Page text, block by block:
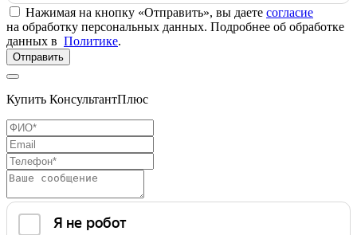
Нажимая на кнопку «Отправить», вы даете согласие
на обработку персональных данных. Подробнее об обработке
данных в Политике.
Отправить
Купить КонсультантПлюс